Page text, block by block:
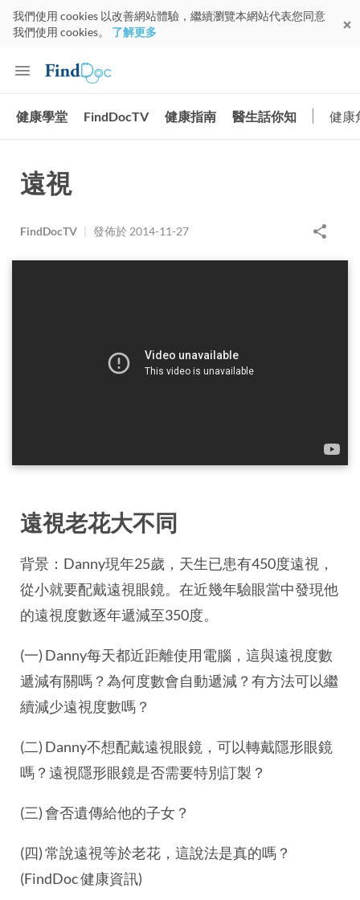
我們使用 cookies 以改善網站體驗，繼續瀏覽本網站代表您同意
我們使用 cookies。 了解更多
健康學堂 FindDocTV 健康指南 醫生話你知 健康
遠視
FindDocTV | 發佈於 2014-11-27
遠視老花大不同
背景：Danny現年25歲，天生已患有450度遠視，
從小就要配戴遠視眼鏡。在近幾年驗眼當中發現他
的遠視度數逐年遞減至350度。
(一) Danny每天都近距離使用電腦，這與遠視度數
遞減有關嗎？為何度數會自動遞減？有方法可以繼
續減少遠視度數嗎？
(二) Danny不想配戴遠視眼鏡，可以轉戴隱形眼鏡
嗎？遠視隱形眼鏡是否需要特別訂製？
(三) 會否遺傳給他的子女？
(四) 常說遠視等於老花，這說法是真的嗎？
(FindDoc 健康資訊)